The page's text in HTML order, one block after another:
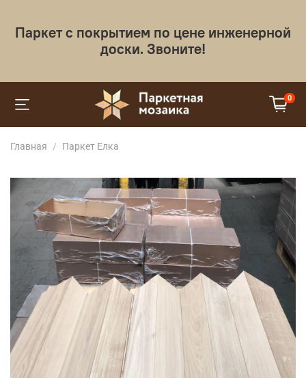
Паркет с покрытием по цене инженерной
доски. Звоните!
0
Главная Паркет Елка